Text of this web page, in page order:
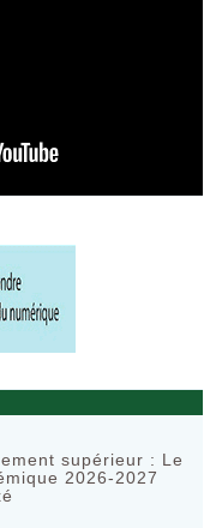
supérieur : Le
2026-2027